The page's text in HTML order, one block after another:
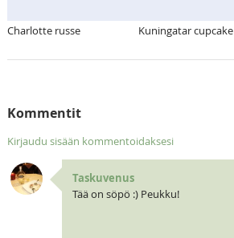
Charlotte russe Kuningatar cupcake
Kommentit
Kirjaudu sisään kommentoidaksesi
Taskuvenus
Tää on söpö :) Peukku!